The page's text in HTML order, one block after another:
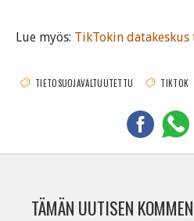
Lue myös: TikTokin
TIETOSUOJAVALTUUTETTU TIKTOK
TÄMÄN UUTISEN